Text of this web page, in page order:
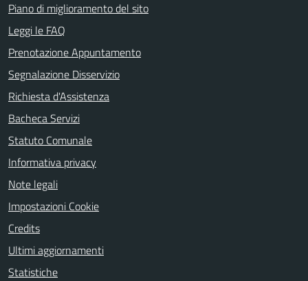
Piano di miglioramento del sito
Leggi le FAQ
Prenotazione Appuntamento
Segnalazione Disservizio
Richiesta d'Assistenza
Bacheca Servizi
Statuto Comunale
Informativa privacy
Note legali
Impostazioni Cookie
Credits
Ultimi aggiornamenti
Statistiche